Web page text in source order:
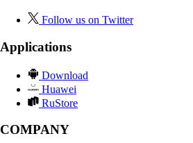
Follow us on Twitter
Applications
Download
Huawei
RuStore
COMPANY